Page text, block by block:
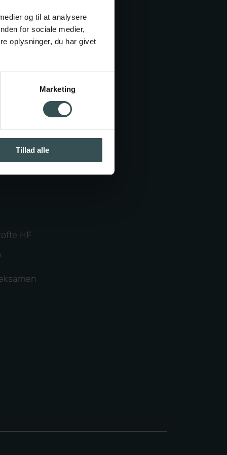
og til at analysere
for sociale medier,
oplysninger, du har givet
Marketing
Tillad alle
HF
Bliv elev